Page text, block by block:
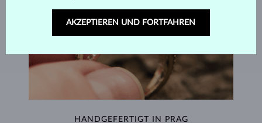
HANDGEFERTIGT IN PRAG
AKZEPTIEREN UND FORTFAHREN